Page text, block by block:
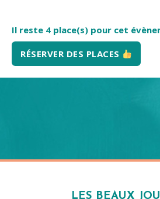
Il reste 4 place(s) pour cet
RÉSERVER DES PLACES
LES BEAUX